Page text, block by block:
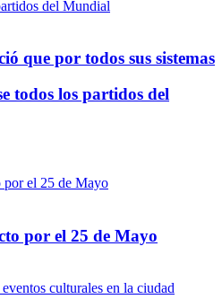
que por todos sus sistemas
todos los partidos del
por el 25 de Mayo